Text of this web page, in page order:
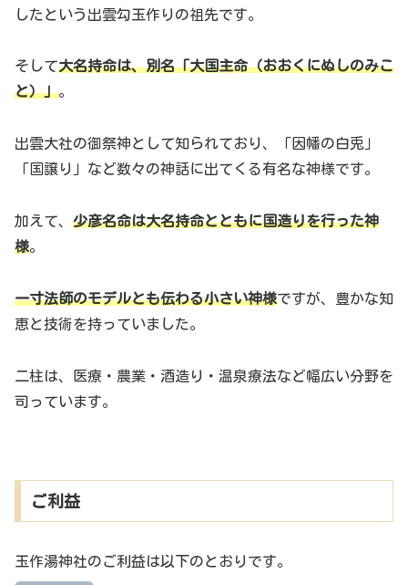
したという出雲勾玉作りの祖先です。
そして大名持命は、別名「大国主命（おおくにぬしのみこ
と）」。
出雲大社の御祭神として知られており、「因幡の白兎」
「国譲り」など数々の神話に出てくる有名な神様です。
加えて、 少彦名命は大名持命とともに国造りを行った神
様。
一寸法師のモデルとも伝わる小さい神様ですが、豊かな知
恵と技術を持っていました。
二柱は、医療・農業・酒造り・温泉療法など幅広い分野を
司っています。
ご利益
玉作湯神社のご利益は以下のとおりです。